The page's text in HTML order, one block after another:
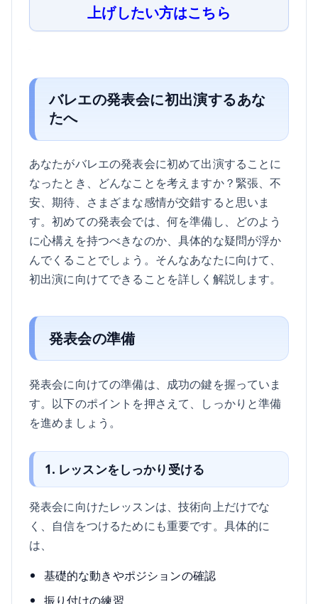
上げしたい方はこちら
バレエの発表会に初出演するあな
たへ
あなたがバレエの発表会に初めて出演することに
なったとき、どんなことを考えますか？緊張、不
安、期待、さまざまな感情が交錯すると思いま
す。初めての発表会では、何を準備し、どのよう
に心構えを持つべきなのか、具体的な疑問が浮か
んでくることでしょう。そんなあなたに向けて、
初出演に向けてできることを詳しく解説します。
発表会の準備
発表会に向けての準備は、成功の鍵を握っていま
す。以下のポイントを押さえて、しっかりと準備
を進めましょう。
1. レッスンをしっかり受ける
発表会に向けたレッスンは、技術向上だけでな
く、自信をつけるためにも重要です。具体的に
は、
基礎的な動きやポジションの確認
振り付けの練習